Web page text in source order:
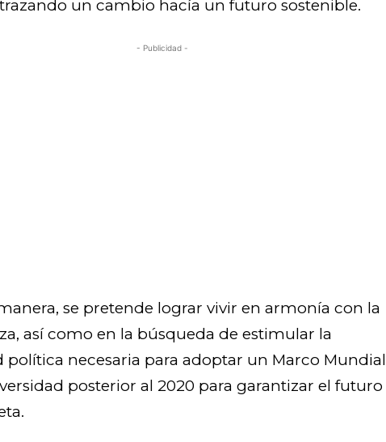
un cambio hacía un futuro sostenible.
- Publicidad -
se pretende lograr vivir en armonía con la
así como en la búsqueda de estimular la
política necesaria para adoptar un Marco Mundial
posterior al 2020 para garantizar el futuro